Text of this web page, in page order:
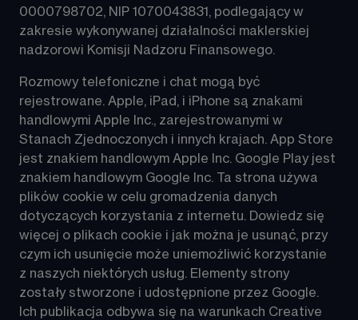
0000798702, NIP 1070043831, podlegający w
zakresie wykonywanej działalności maklerskiej
nadzorowi Komisji Nadzoru Finansowego.
Rozmowy telefoniczne i chat mogą być
rejestrowane. Apple, iPad, i iPhone są znakami
handlowymi Apple Inc., zarejestrowanymi w
Stanach Zjednoczonych i innych krajach. App Store
jest znakiem handlowym Apple Inc. Google Play jest
znakiem handlowym Google Inc. Ta strona używa
plików cookie w celu gromadzenia danych
dotyczących korzystania z internetu. Dowiedz się
więcej o plikach cookie i jak można je usunąć, przy
czym ich usunięcie może uniemożliwić korzystanie
z naszych niektórych usług. Elementy strony
zostały stworzone i udostępnione przez Google.
Ich publikacja odbywa się na warunkach Creative